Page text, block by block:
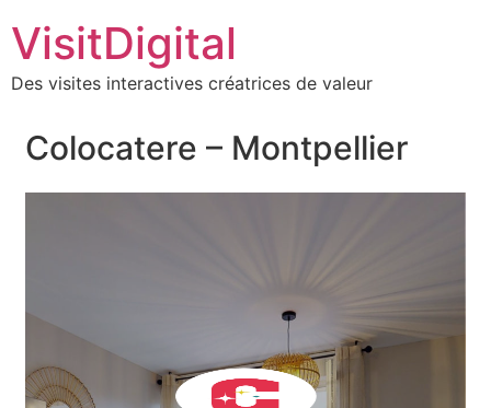
VisitDigital
Des visites interactives créatrices de valeur
Colocatere – Montpellier